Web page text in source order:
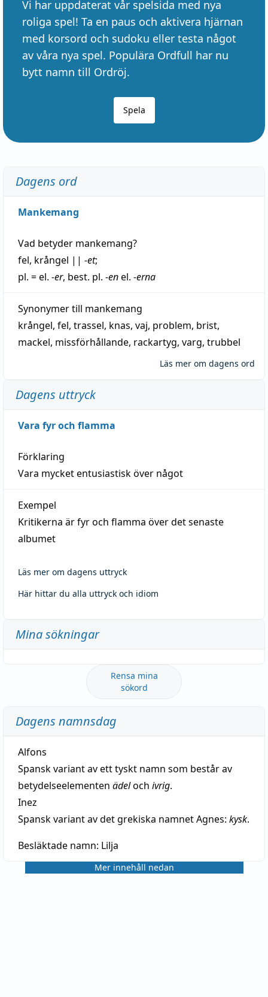
Vi har uppdaterat vår spelsida med nya
roliga spel! Ta en paus och aktivera hjärnan
med korsord och sudoku eller testa något
av våra nya spel. Populära Ordfull har nu
bytt namn till Ordröj.
Spela
Dagens ord
Mankemang
Vad betyder mankemang?
fel, krångel || -et;
pl. = el. -er, best. pl. -enel. -erna
Synonymer till mankemang
krångel, fel, trassel, knas, vaj, problem, brist,
mackel, missförhållande, rackartyg, varg, trubbel
Läs mer om dagens ord
Dagens uttryck
Vara fyr och flamma
Förklaring
Vara mycket entusiastisk över något
Exempel
Kritikerna är fyr och flamma över det senaste
albumet
Läs mer om dagens uttryck
Här hittar du alla uttryck och idiom
Mina sökningar
Rensa mina
sökord
Dagens namnsdag
Alfons
Spansk variant av ett tyskt namn som består av
betydelseelementen ädeloch ivrig.
Inez
Spansk variant av det grekiska namnet Agnes: kysk.
Besläktade namn: Lilja
Mer innehåll nedan